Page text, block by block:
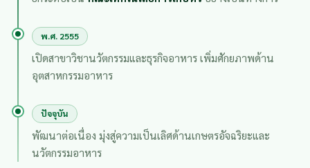
พ.ศ. 2555
เปิดสาขาวิชานวัตกรรมและธุรกิจอาหาร เพิ่มศักยภาพด้าน
อุตสาหกรรมอาหาร
ปัจจุบัน
พัฒนาต่อเนื่อง มุ่งสู่ความเป็นเลิศด้านเกษตรอัจฉริยะและ
นวัตกรรมอาหาร